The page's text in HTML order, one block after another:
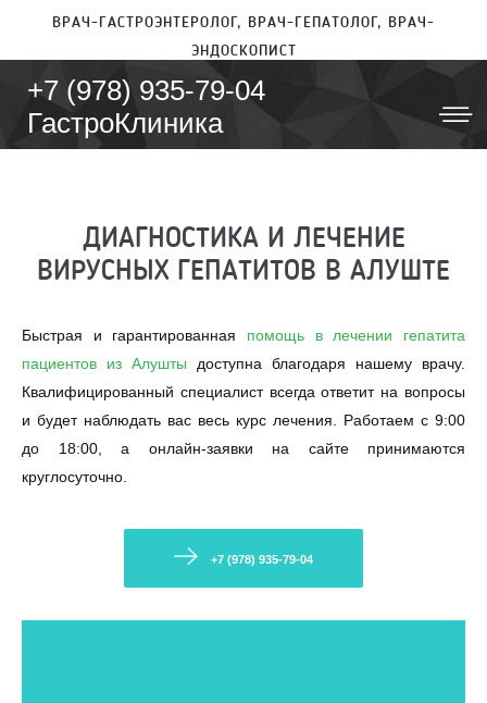
ВРАЧ-ГАСТРОЭНТЕРОЛОГ, ВРАЧ-ГЕПАТОЛОГ, ВРАЧ-
ЭНДОСКОПИСТ
+7 (978) 935-79-04
ГастроКлиника
ДИАГНОСТИКА И ЛЕЧЕНИЕ
ВИРУСНЫХ ГЕПАТИТОВ В АЛУШТЕ
Быстрая и гарантированная помощь в лечении гепатита
пациентов из Алушты доступна благодаря нашему врачу.
Квалифицированный специалист всегда ответит на вопросы
и будет наблюдать вас весь курс лечения. Работаем с 9:00
до 18:00, а онлайн-заявки на сайте принимаются
круглосуточно.
+7 (978) 935-79-04